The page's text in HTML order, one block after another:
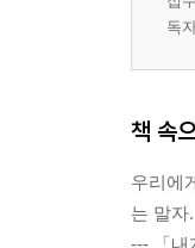
독
책 속
우리에
는 말자